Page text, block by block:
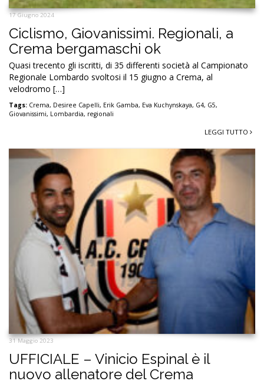
17 Giugno 2024
Ciclismo, Giovanissimi. Regionali, a
Crema bergamaschi ok
Quasi trecento gli iscritti, di 35 differenti società al Campionato
Regionale Lombardo svoltosi il 15 giugno a Crema, al
velodromo […]
Tags: Crema, Desiree Capelli, Erik Gamba, Eva Kuchynskaya, G4, G5,
Giovanissimi, Lombardia, regionali
LEGGI TUTTO
31 Maggio 2023
UFFICIALE – Vinicio Espinal è il
nuovo allenatore del Crema